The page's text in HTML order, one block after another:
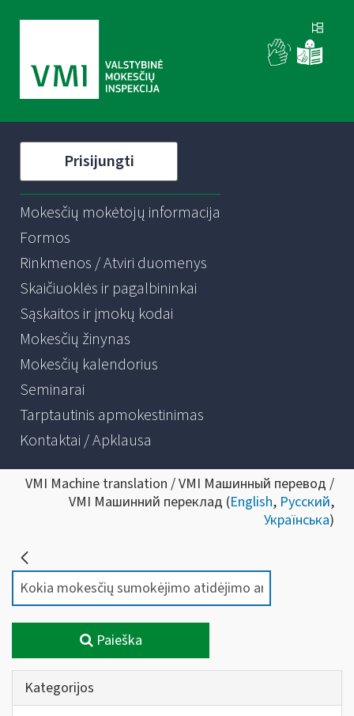
Prisijungti
Mokesčių mokėtojų informacija
Formos
Rinkmenos / Atviri duomenys
Skaičiuoklės ir pagalbininkai
Sąskaitos ir įmokų kodai
Mokesčių žinynas
Mokesčių kalendorius
Seminarai
Tarptautinis apmokestinimas
Kontaktai / Apklausa
VMI Machine translation / VMI Машинный перевод /
VMI Машинний переклад (English, Русский,
Українська)
Paieška
Kategorijos